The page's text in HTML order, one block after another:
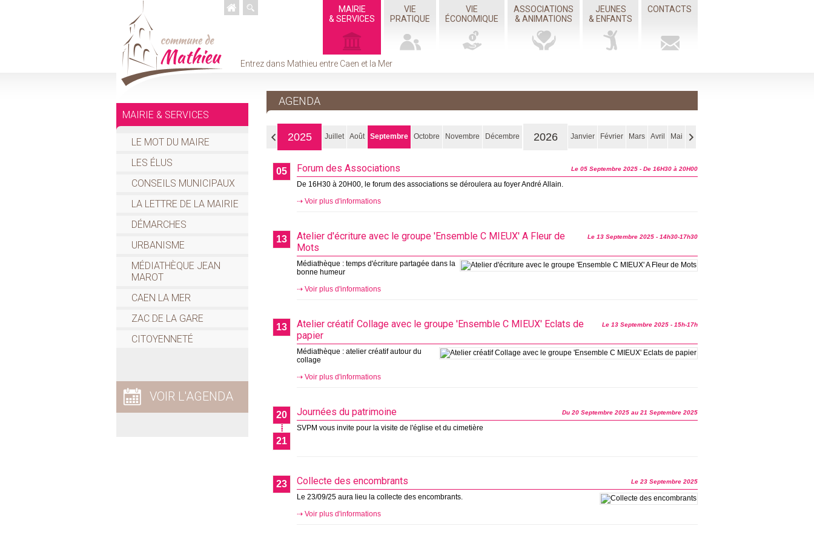
MAIRIE
& SERVICES
VIE
PRATIQUE
VIE
ÉCONOMIQUE
ASSOCIATIONS
& ANIMATIONS
JEUNES
& ENFANTS
CONTACTS
Entrez dans Mathieu entre Caen et la Mer
MAIRIE & SERVICES
LE MOT DU MAIRE
LES ÉLUS
CONSEILS MUNICIPAUX
LA LETTRE DE LA MAIRIE
DÉMARCHES
URBANISME
MÉDIATHÈQUE JEAN
MAROT
CAEN LA MER
ZAC DE LA GARE
CITOYENNETÉ
VOIR L'AGENDA
AGENDA
2025 Juillet Août Septembre Octobre Novembre Décembre 2026 Janvier Février Mars Avril Mai
05 Le 05 Septembre 2025 - De 16H30 à 20H00
Forum des Associations
De 16H30 à 20H00, le forum des associations se déroulera au foyer André Allain.
Voir plus d'informations
13 Le 13 Septembre 2025 - 14h30-17h30
Atelier d'écriture avec le groupe 'Ensemble C MIEUX' A Fleur de
Mots
Médiathèque : temps d'écriture partagée dans la
bonne humeur
Voir plus d'informations
13 Le 13 Septembre 2025 - 15h-17h
Atelier créatif Collage avec le groupe 'Ensemble C MIEUX' Eclats de
papier
Médiathèque : atelier créatif autour du
collage
Voir plus d'informations
20
⁞
21
Du 20 Septembre 2025 au 21 Septembre 2025
Journées du patrimoine
SVPM vous invite pour la visite de l'église et du cimetière
23 Le 23 Septembre 2025
Collecte des encombrants
Le 23/09/25 aura lieu la collecte des encombrants.
Voir plus d'informations